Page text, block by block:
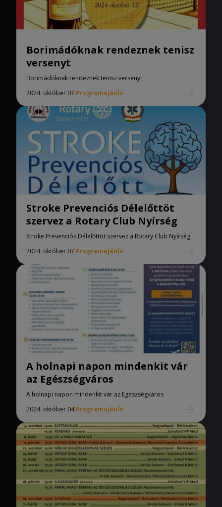
Borimádóknak rendeznek tenisz
versenyt
Borimádóknak rendeznek tenisz versenyt
2024. október 07.Programajánló
Stroke Prevenciós Délelőttöt
szervez a Rotary Club Nyírség
Stroke Prevenciós Délelőttöt szervez a Rotary Club Nyírség
2024. október 07.Programajánló
A holnapi napon mindenkit vár
az Egészségváros
A holnapi napon mindenkit vár az Egészségváros
2024. október 04.Programajánló